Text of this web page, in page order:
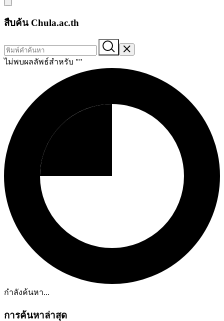
สืบค้น Chula.ac.th
ไม่พบผลลัพธ์สำหรับ ""
กำลังค้นหา...
การค้นหาล่าสุด